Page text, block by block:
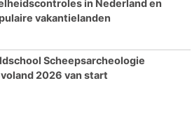
in Nederland en
vakantielanden
Scheepsarcheologie
2026 van start